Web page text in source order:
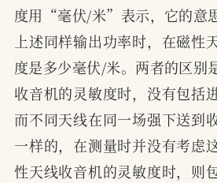
度用“毫伏/米”表示，它的意
上述同样输出功率时，在磁性
度是多少毫伏/米。两者的区别
收音机的灵敏度时，没有包括
而不同天线在同一场强下送到
一样的，在测量时并没有考虑
性天线收音机的灵敏度时，则